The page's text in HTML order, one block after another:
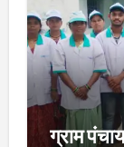
ग्राम